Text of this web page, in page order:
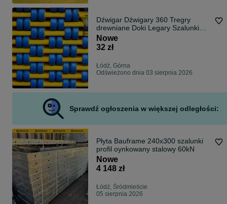
Dźwigar Dźwigary 360 Tregry
drewniane Doki Legary Szalunki
stropowe
Nowe
32 zł
Łódź, Górna
Odświeżono dnia 03 sierpnia 2026
Sprawdź ogłoszenia w większej odległości:
Płyta Bauframe 240x300 szalunki
profil oynkowany stalowy 60kN
Nowe
4 148 zł
Łódź, Śródmieście
05 sierpnia 2026